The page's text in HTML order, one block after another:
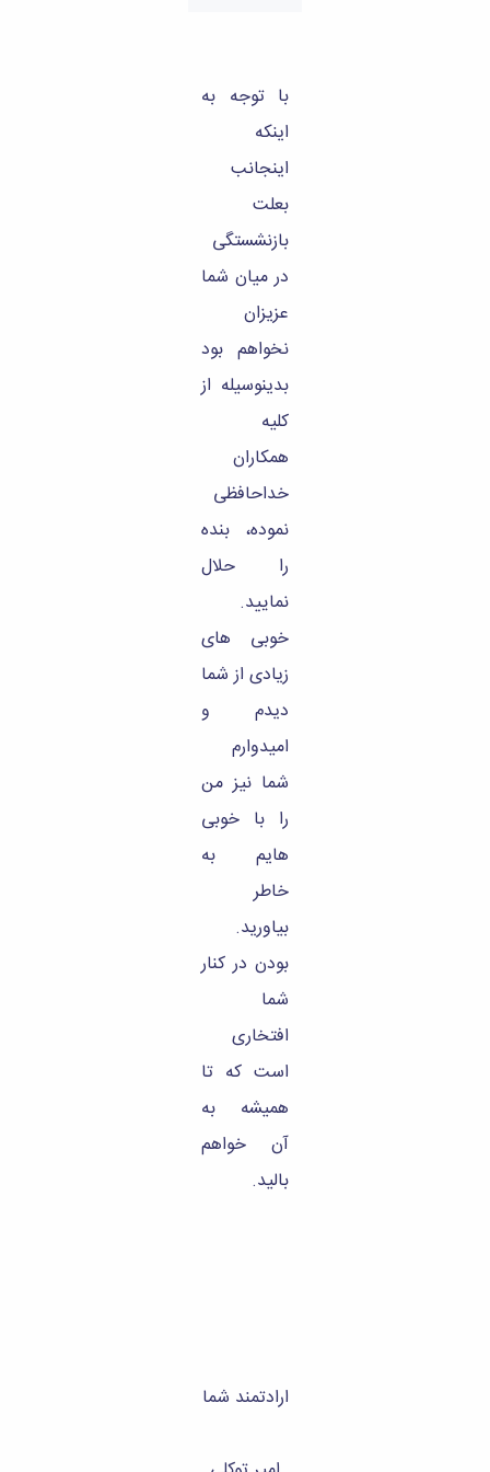
با توجه به
اینجانب
بعلت
بازنشستگی
در میان شما
عزیزان
نخواهم بود
بدینوسیله از
همکاران
خداحافظی
نموده، بنده
را حلال
نمایید.
خوبی های
زیادی از شما
دیدم و
امیدوارم
شما نیز من
را با خوبی
هایم به
خاطر
بیاورید.
بودن در کنار
افتخاری
است که تا
همیشه به
آن خواهم
بالید.
ارادتمند شما